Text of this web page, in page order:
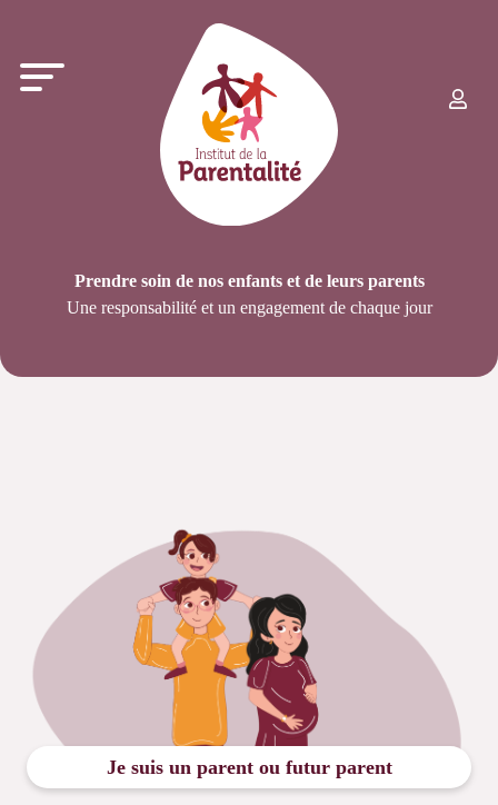
Prendre soin de nos enfants et de leurs parents
Une responsabilité et un engagement de chaque jour
Je suis un parent ou futur parent